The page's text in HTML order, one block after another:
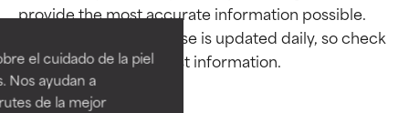
el cuidado de la piel
Nos ayudan a
de la mejor
provide the most accurate information possible.
This ingredient database is updated daily, so check
ingredientes
EXCELENTE
Ingrediente sobresaliente con
ingredientes
EXCELENTE
Ingrediente sobresaliente con